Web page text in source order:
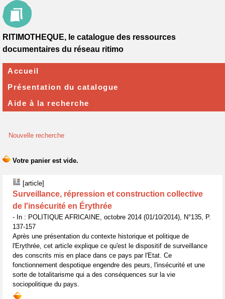
Nouvelle recherche
[article]
Surveillance, répression et construction collective
de l'insécurité en Érythrée
- In : POLITIQUE AFRICAINE, octobre 2014 (01/10/2014), N°135, P.
137-157
Après une présentation du contexte historique et politique de
l'Erythrée, cet article explique ce qu'est le dispositif de surveillance
des conscrits mis en place dans ce pays par l'Etat. Ce
fonctionnement despotique engendre des peurs, l'insécurité et une
sorte de totalitarisme qui a des conséquences sur la vie
sociopolitique du pays.
RITIMOTHEQUE, le catalogue des ressources
documentaires du réseau ritimo
Accueil
Présentation du catalogue
Aide à la recherche